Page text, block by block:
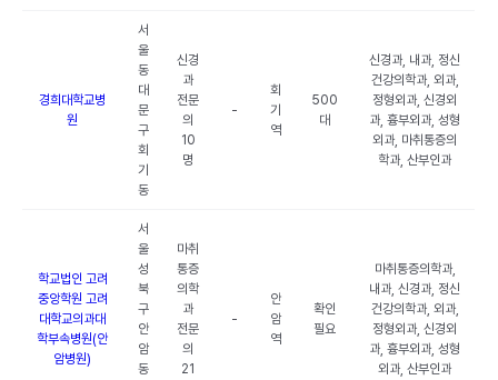
경희대학교병
원
서
울
동
대
문
구
회
기
동
신경
과
전문
의
10
명
-
회
기
역
500
대
신경과, 내과, 정신
건강의학과, 외과,
정형외과, 신경외
과, 흉부외과, 성형
외과, 마취통증의
학과, 산부인과
학교법인 고려
중앙학원 고려
대학교의과대
학부속병원(안
암병원)
서
울
성
북
구
안
암
동
마취
통증
의학
과
전문
의
21
-
안
암
역
확인
필요
마취통증의학과,
내과, 신경과, 정신
건강의학과, 외과,
정형외과, 신경외
과, 흉부외과, 성형
외과, 산부인과